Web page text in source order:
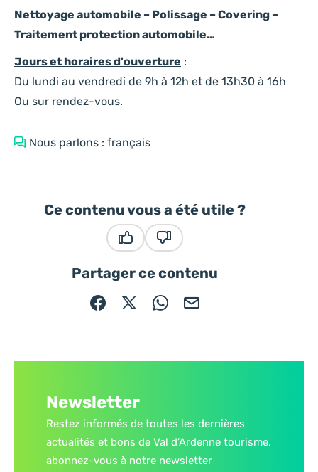
Nettoyage automobile – Polissage – Covering –
Traitement protection automobile…
Jours et horaires d'ouverture :
Du lundi au vendredi de 9h à 12h et de 13h30 à 16h
Ou sur rendez-vous.
Nous parlons : français
Ce contenu vous a été utile ?
Partager ce contenu
Partager sur Facebook (nouvelle fenêtre)
Partager sur X / Twitter (nouvelle
Partager sur WhatsApp
Partager par mail
Newsletter
Restez informés de toutes les dernières
actualités et bons de Val d’Ardenne tourisme,
abonnez-vous à notre newsletter